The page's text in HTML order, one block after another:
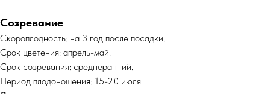
Созревание
Скороплодность: на 3 год после посадки.
Срок цветения: апрель-май.
Срок созревания: среднеранний.
Период плодоношения: 15-20 июля.